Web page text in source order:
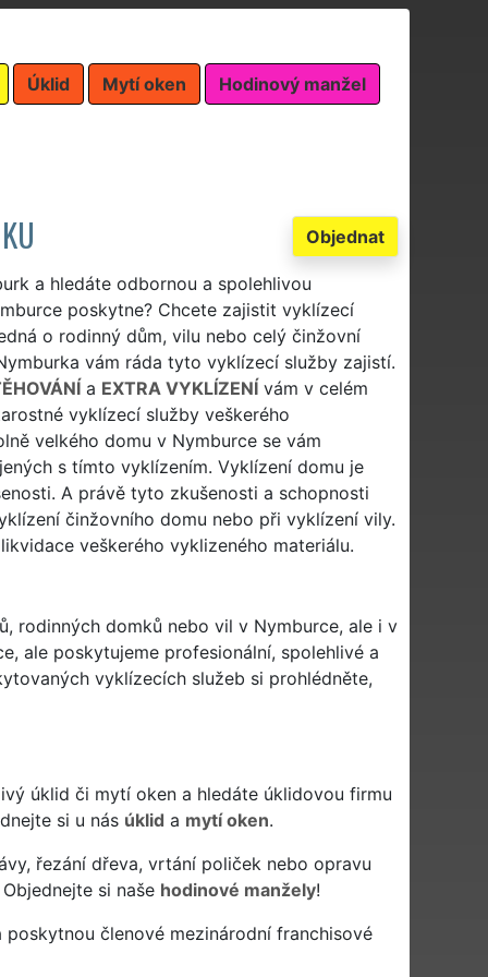
Úklid Mytí oken Hodinový manžel
Objednat
a hledáte odbornou a spolehlivou
poskytne? Chcete zajistit vyklízecí
o rodinný dům, vilu nebo celý činžovní
vám ráda tyto vyklízecí služby zajistí.
a EXTRA VYKLÍZENÍvám v celém
vyklízecí služby veškerého
velkého domu v Nymburce se vám
s tímto vyklízením. Vyklízení domu je
A právě tyto zkušenosti a schopnosti
činžovního domu nebo při vyklízení vily.
veškerého vyklizeného materiálu.
rodinných domků nebo vil v Nymburce, ale i v
ale poskytujeme profesionální, spolehlivé a
vyklízecích služeb si prohlédněte,
úklid či mytí oken a hledáte úklidovou firmu
si u nás úklid a mytí oken.
řezání dřeva, vrtání poliček nebo opravu
si naše hodinové manžely!
členové mezinárodní franchisové